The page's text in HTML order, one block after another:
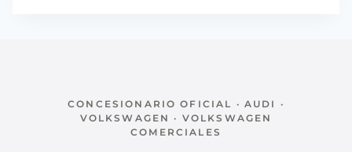
CONCESIONARIO OFICIAL · AUDI ·
VOLKSWAGEN · VOLKSWAGEN
COMERCIALES